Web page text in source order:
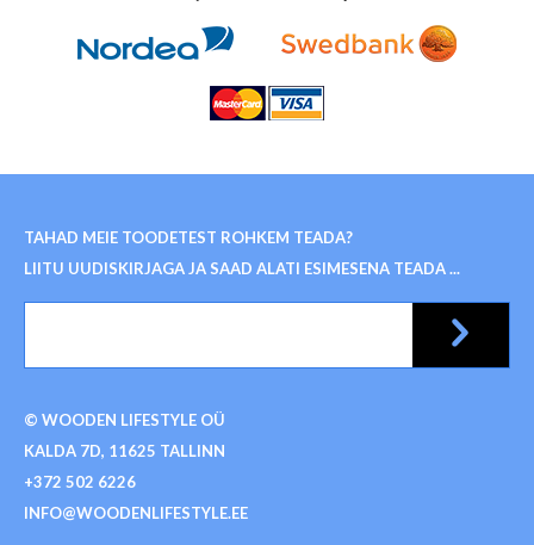
TAHAD MEIE TOODETEST ROHKEM TEADA?
LIITU UUDISKIRJAGA JA SAAD ALATI ESIMESENA TEADA ...
© WOODEN LIFESTYLE OÜ
KALDA 7D, 11625 TALLINN
+372 502 6226
INFO@WOODENLIFESTYLE.EE